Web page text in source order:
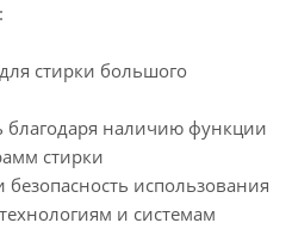
стирки большого
наличию функции
стирки
использования
и системам